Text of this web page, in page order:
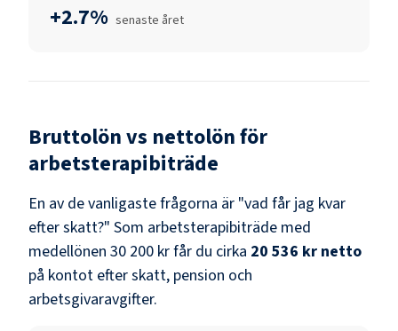
+2.7% senaste året
Bruttolön vs nettolön för
arbetsterapibiträde
En av de vanligaste frågorna är "vad får jag kvar
efter skatt?" Som arbetsterapibiträde med
medellönen 30 200 krfår du cirka 20 536 kr netto
på kontot efter skatt, pension och
arbetsgivaravgifter.